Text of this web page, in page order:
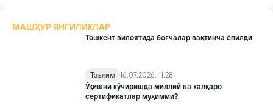
МАШҲУР ЯНГИЛИКЛАР
Тошкент вилоятида боғчалар вақтинча ёпилди
Таълим
16.07.2026, 11:28
Ўқишни кўчиришда миллий ва халқаро
сертификатлар муҳимми?